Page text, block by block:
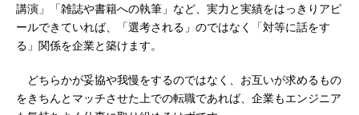
講演」「雑誌や書籍への執筆」など、実力と実績をはっきりアピ
ールできていれば、「選考される」のではなく「対等に話をす
る」関係を企業と築けます。
どちらかが妥協や我慢をするのではなく、お互いが求めるもの
をきちんとマッチさせた上での転職であれば、企業もエンジニア